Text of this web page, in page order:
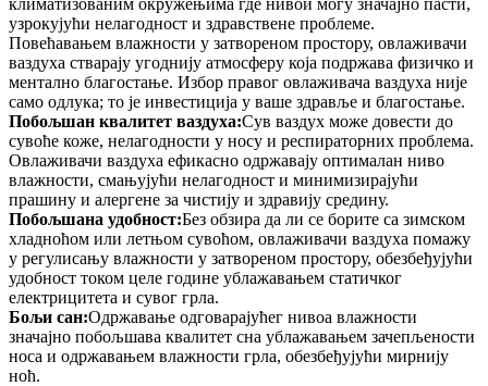
узрокујући нелагодност и здравствене проблеме.
Повећавањем влажности у затвореном простору, овлаживачи
ваздуха стварају угоднију атмосферу која подржава физичко и
ментално благостање. Избор правог овлаживача ваздуха није
само одлука; то је инвестиција у ваше здравље и благостање.
Побољшан квалитет ваздуха:Сув ваздух може довести до
сувоће коже, нелагодности у носу и респираторних проблема.
Овлаживачи ваздуха ефикасно одржавају оптималан ниво
влажности, смањујући нелагодност и минимизирајући
прашину и алергене за чистију и здравију средину.
Побољшана удобност:Без обзира да ли се борите са зимском
хладноћом или летњом сувоћом, овлаживачи ваздуха помажу
у регулисању влажности у затвореном простору, обезбеђујући
удобност током целе године ублажавањем статичког
електрицитета и сувог грла.
Бољи сан:Одржавање одговарајућег нивоа влажности
значајно побољшава квалитет сна ублажавањем зачепљености
носа и одржавањем влажности грла, обезбеђујући мирнију
ноћ.